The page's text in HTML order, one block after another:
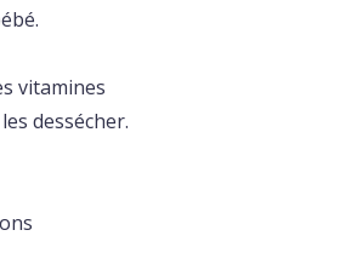
vitamines
dessécher.